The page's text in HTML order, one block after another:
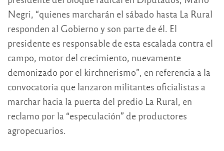
Negri, “quienes marcharán el sábado hasta La Rural
responden al Gobierno y son parte de él. El
presidente es responsable de esta escalada contra el
campo, motor del crecimiento, nuevamente
demonizado por el kirchnerismo”, en referencia a la
convocatoria que lanzaron militantes oficialistas a
marchar hacia la puerta del predio La Rural, en
reclamo por la “especulación” de productores
agropecuarios.